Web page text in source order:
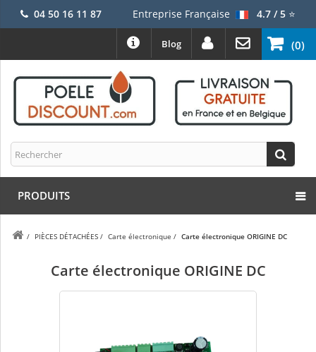
04 50 16 11 87 Entreprise Française 4.7 / 5⭐
(0)
Blog
PRODUITS
/ PIÈCES DÉTACHÉES / Carte électronique / Carte électronique ORIGINE DC
Carte électronique ORIGINE DC